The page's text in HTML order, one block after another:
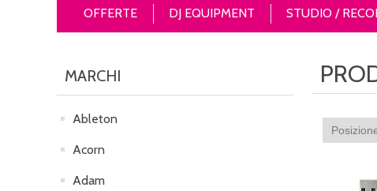
OFFERTE DJ EQUIPMENT STUDIO /
MARCHI
Ableton
Acorn
Adam